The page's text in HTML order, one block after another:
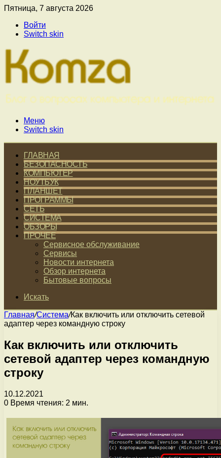
Пятница, 7 августа 2026
Войти
Switch skin
Меню
Switch skin
ГЛАВНАЯ
БЕЗОПАСНОСТЬ
КОМПЬЮТЕР
НОУТБУК
ПЛАНШЕТ
ПРОГРАММЫ
СЕТЬ
СИСТЕМА
ОБЗОРЫ
ПРОЧЕЕ
Сервисное обслуживание
Сервисы
Новости интернета
Обзор интернета
Бытовые вопросы
Искать
Главная/Система/Как включить или отключить сетевой
адаптер через командную строку
Как включить или отключить
сетевой адаптер через командную
строку
10.12.2021
0 Время чтения: 2 мин.